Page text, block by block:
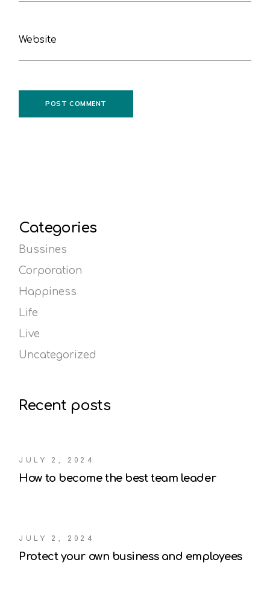
POST COMMENT
Categories
Bussines
Corporation
Happiness
Life
Live
Uncategorized
Recent posts
JULY 2, 2024
How to become the best team leader
JULY 2, 2024
Protect your own business and employees